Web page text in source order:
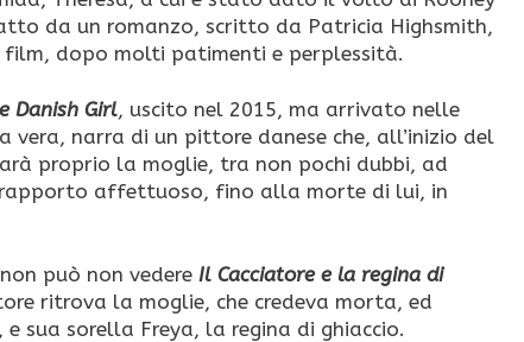
da un romanzo, scritto da Patricia Highsmith,
dopo molti patimenti e perplessità.
Danish Girl, uscito nel 2015, ma arrivato nelle
narra di un pittore danese che, all’inizio del
proprio la moglie, tra non pochi dubbi, ad
affettuoso, fino alla morte di lui, in
può non vedere Il Cacciatore e la regina di
ritrova la moglie, che credeva morta, ed
sua sorella Freya, la regina di ghiaccio.